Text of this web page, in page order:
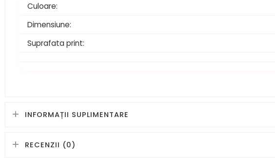
Culoare:
Dimensiune:
Suprafata print:
INFORMAȚII SUPLIMENTARE
RECENZII (0)